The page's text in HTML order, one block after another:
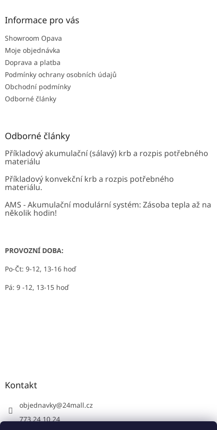
Informace pro vás
Showroom Opava
Moje objednávka
Doprava a platba
Podmínky ochrany osobních údajů
Obchodní podmínky
Odborné články
Odborné články
Příkladový akumulační (sálavý) krb a rozpis potřebného
materiálu
Příkladový konvekční krb a rozpis potřebného
materiálu.
AMS - Akumulační modulární systém: Zásoba tepla až na
několik hodin!
PROVOZNÍ DOBA:
Po-Čt: 9-12, 13-16 hoď
Pá: 9 -12, 13-15 hoď
Kontakt
objednavky@24mall.cz
773 24 10 24